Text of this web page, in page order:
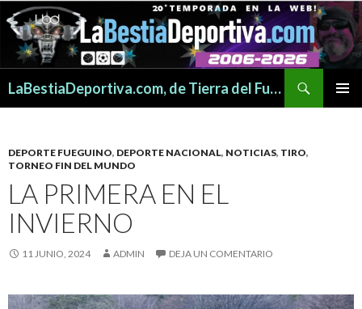
LaBestiaDeportiva.com, de Tierra del Fuego para todo el mundo
DEPORTE FUEGUINO, DEPORTE NACIONAL, NOTICIAS, TIRO,
TORNEO FIN DEL MUNDO
LA PRIMERA EN EL
INVIERNO
11 JUNIO, 2024 ADMIN DEJA UN COMENTARIO